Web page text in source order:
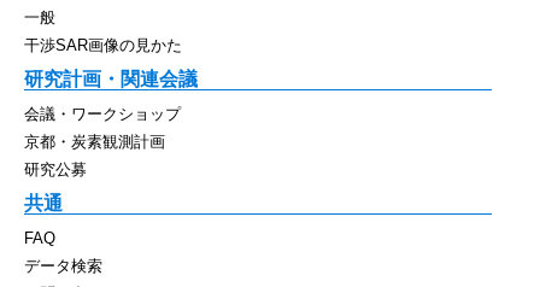
一般
干渉SAR画像の見かた
研究計画・関連会議
会議・ワークショップ
京都・炭素観測計画
研究公募
共通
FAQ
データ検索